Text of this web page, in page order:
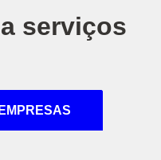
serviços
EMPRESAS